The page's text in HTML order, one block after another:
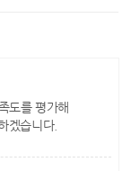
도를 평가해
겠습니다.